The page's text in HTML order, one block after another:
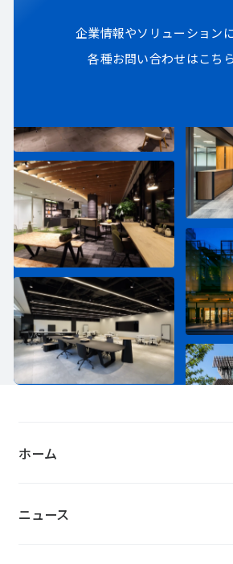
企業情報やソリューションに
各種お問い合わせはこちら
ホーム
ニュース